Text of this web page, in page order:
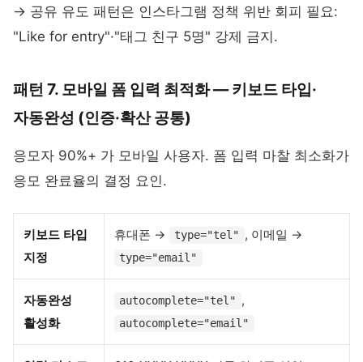
→ 공유 유도 패턴은 인스타그램 정책 위반 회피 필요:
"Like for entry"·"태그 친구 5명" 강제 금지.
패턴 7. 모바일 폼 입력 최적화 — 키보드 타입·
자동완성 (인증·확산 공통)
응모자 90%+ 가 모바일 사용자. 폼 입력 마찰 최소화가
응모 완료율의 결정 요인.
키보드 타입
지정
휴대폰 → type="tel" , 이메일 →
type="email"
자동완성
활성화
autocomplete="tel" ,
autocomplete="email"